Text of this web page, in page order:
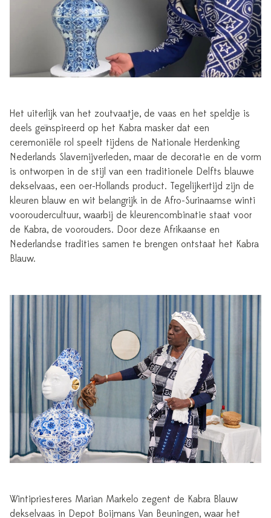
Het uiterlijk van het zoutvaatje, de vaas en het speldje is
deels geïnspireerd op het Kabra masker dat een
ceremoniële rol speelt tijdens de Nationale Herdenking
Nederlands Slavernijverleden, maar de decoratie en de vorm
is ontworpen in de stijl van een traditionele Delfts blauwe
dekselvaas, een oer-Hollands product. Tegelijkertijd zijn de
kleuren blauw en wit belangrijk in de Afro-Surinaamse winti
vooroudercultuur, waarbij de kleurencombinatie staat voor
de Kabra, de voorouders. Door deze Afrikaanse en
Nederlandse tradities samen te brengen ontstaat het Kabra
Blauw.
Wintipriesteres Marian Markelo zegent de Kabra Blauw
dekselvaas in Depot Boijmans Van Beuningen, waar het